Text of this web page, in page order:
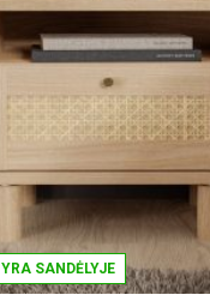
YRA SANDĖLYJE